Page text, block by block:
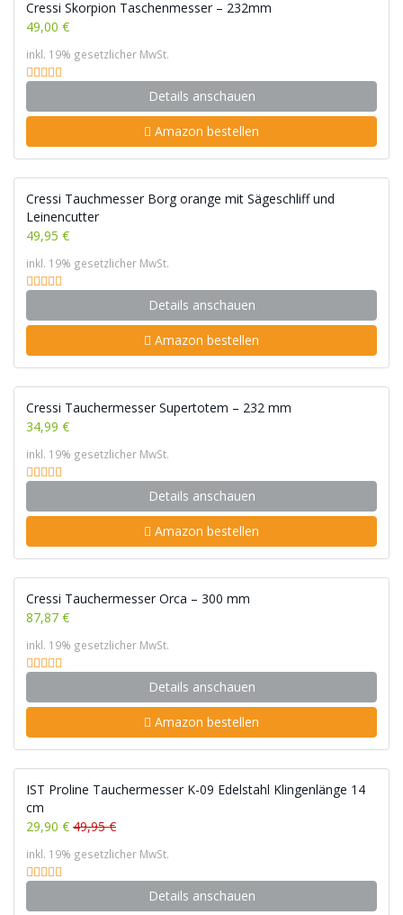
Cressi Skorpion Taschenmesser – 232mm
49,00 €
inkl. 19% gesetzlicher MwSt.
Details anschauen
Amazon bestellen
Cressi Tauchmesser Borg orange mit Sägeschliff und
Leinencutter
49,95 €
inkl. 19% gesetzlicher MwSt.
Details anschauen
Amazon bestellen
Cressi Tauchermesser Supertotem – 232 mm
34,99 €
inkl. 19% gesetzlicher MwSt.
Details anschauen
Amazon bestellen
Cressi Tauchermesser Orca – 300 mm
87,87 €
inkl. 19% gesetzlicher MwSt.
Details anschauen
Amazon bestellen
IST Proline Tauchermesser K-09 Edelstahl Klingenlänge 14
cm
29,90 € 49,95 €
inkl. 19% gesetzlicher MwSt.
Details anschauen